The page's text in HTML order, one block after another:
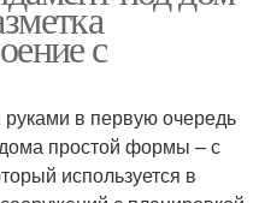
с
в первую очередь
дома простой формы – с
используется в